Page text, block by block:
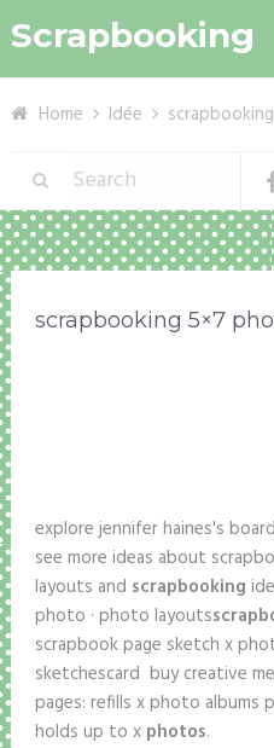
Scrapbooking
Home Idée
scrapbooking 5×7
explore jennifer haines's
see more ideas about
layouts and scrapbooking
photo · photo layouts
scrapbook page sketch x
sketchescard buy creative
pages: refills x photo albums
holds up to x photos.